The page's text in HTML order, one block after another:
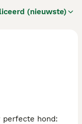
voelden.(nieuwste)
perfecte hond: